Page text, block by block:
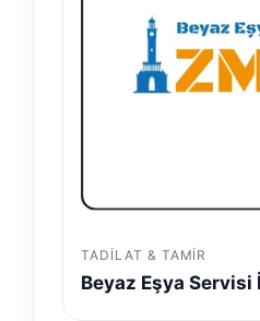
TADILAT & TAMIR
Beyaz Eşya Servisi